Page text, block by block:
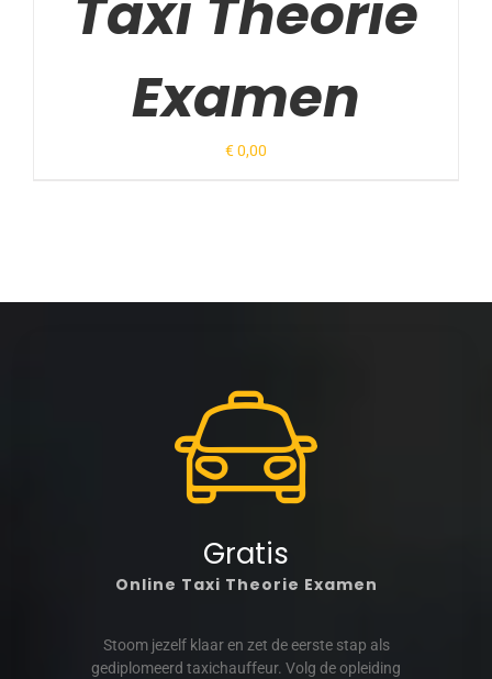
Taxi Theorie
Examen
€0,00
Gratis
Online Taxi Theorie Examen
Stoom jezelf klaar en zet de eerste stap als
gediplomeerd taxichauffeur. Volg de opleiding